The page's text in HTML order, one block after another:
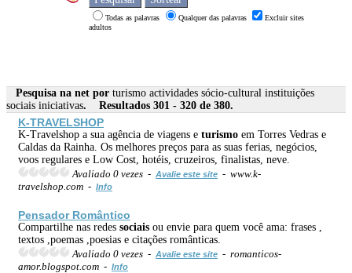
Todas as palavras Qualquer das palavras
Excluir sites
adultos
Pesquisa na net por turismo actividades sócio-cultural instituições
sociais iniciativas. Resultados 301 - 320 de 380.
K-TRAVELSHOP
K-Travelshop a sua agência de viagens e turismo em Torres Vedras e
Caldas da Rainha. Os melhores preços para as suas ferias, negócios,
voos regulares e Low Cost, hotéis, cruzeiros, finalistas, neve.
Avaliado 0 vezes - Avalie este site - www.k-
travelshop.com - Info
Pensador Romântico
Compartilhe nas redes sociais ou envie para quem você ama: frases ,
textos ,poemas ,poesias e citações românticas.
Avaliado 0 vezes - Avalie este site - romanticos-
amor.blogspot.com - Info